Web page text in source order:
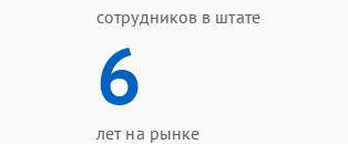
сотрудников в штате
6
лет на рынке